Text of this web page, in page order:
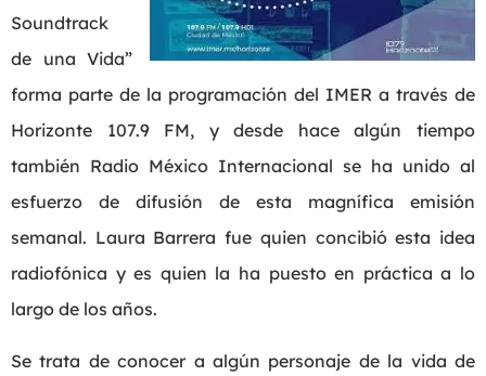
Soundtrack
de una Vida”
forma parte de la programación del IMER a través de
Horizonte 107.9 FM, y desde hace algún tiempo
también Radio México Internacional se ha unido al
esfuerzo de difusión de esta magnífica emisión
semanal. Laura Barrera fue quien concibió esta idea
radiofónica y es quien la ha puesto en práctica a lo
largo de los años.
Se trata de conocer a algún personaje de la vida de